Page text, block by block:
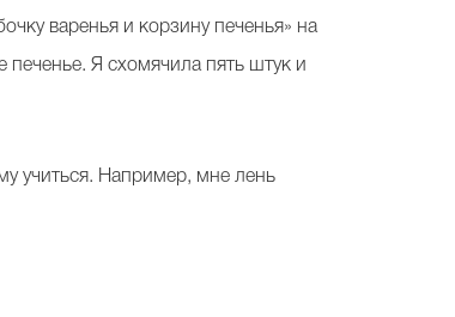
варенья и корзину печенья» на
Я схомячила пять штук и
учиться. Например, мне лень